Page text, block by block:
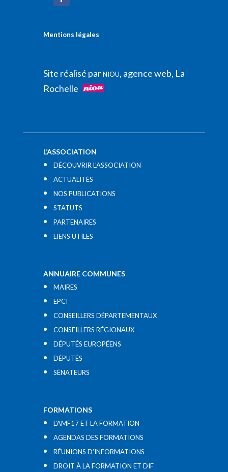
Mentions légales
Site réalisé parNIOU, agence web, La
Rochelle
L’ASSOCIATION
DÉCOUVRIR L’ASSOCIATION
ACTUALITÉS
NOS PUBLICATIONS
STATUTS
PARTENAIRES
LIENS UTILES​
ANNUAIRE COMMUNES
MAIRES
EPCI
CONSEILLERS DÉPARTEMENTAUX
CONSEILLERS RÉGIONAUX
DÉPUTÉS EUROPÉENS
DÉPUTÉS
SÉNATEURS
FORMATIONS
L’AMF17 ET LA FORMATION
AGENDAS DES FORMATIONS
RÉUNIONS D’INFORMATIONS
DROIT À LA FORMATION ET DIF